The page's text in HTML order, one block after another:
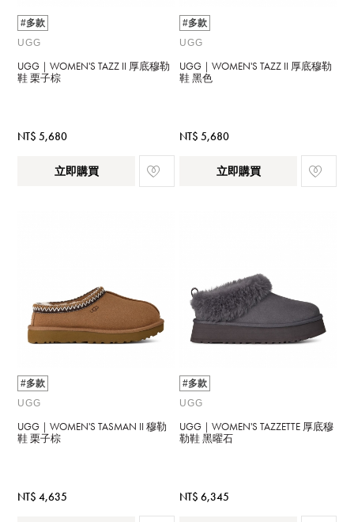
#多款
UGG
UGG｜WOMEN'S TAZZ II 厚底穆勒
鞋 栗子棕
NT$ 5,680
立即購買
#多款
UGG
UGG｜WOMEN'S TAZZ II 厚底穆勒
鞋 黑色
NT$ 5,680
立即購買
#多款
UGG
UGG｜WOMEN'S TASMAN II 穆勒
鞋 栗子棕
NT$ 4,635
#多款
UGG
UGG｜WOMEN'S TAZZETTE 厚底穆
勒鞋 黑曜石
NT$ 6,345